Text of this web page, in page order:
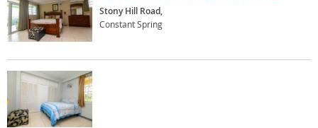
Stony Hill Road,
Constant Spring